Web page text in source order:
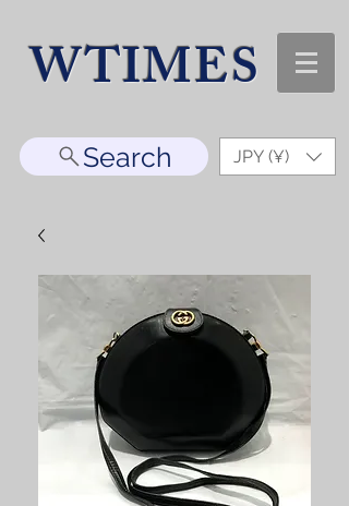
WTIMES
Search JPY (¥)